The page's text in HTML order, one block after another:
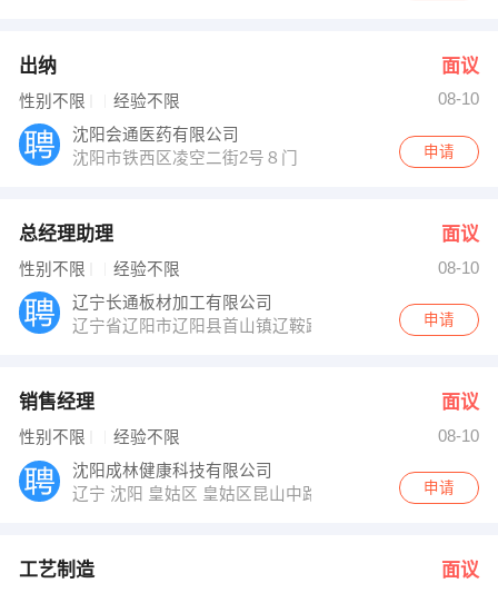
出纳 面议
性别不限 经验不限
08-10
沈阳会通医药有限公司
沈阳市铁西区凌空二街2号８门
申请
总经理助理 面议
性别不限 经验不限
08-10
辽宁长通板材加工有限公司
辽宁省辽阳市辽阳县首山镇辽鞍路25号
申请
销售经理 面议
性别不限 经验不限
08-10
沈阳成林健康科技有限公司
辽宁 沈阳 皇姑区 皇姑区昆山中路
申请
工艺制造 面议